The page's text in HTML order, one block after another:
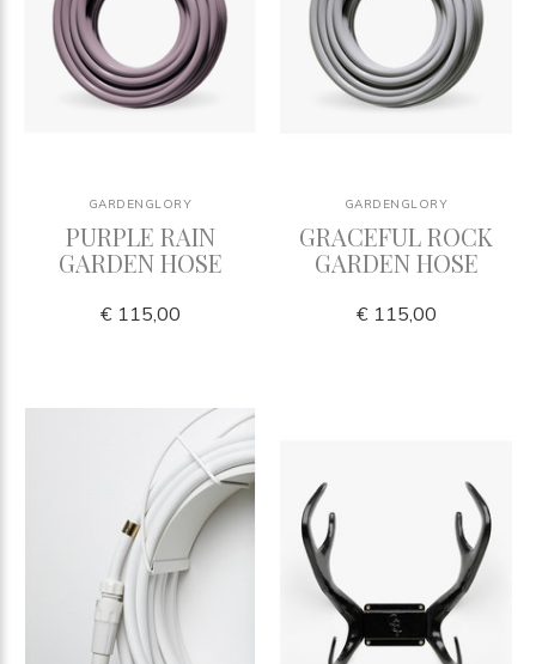
GARDENGLORY
PURPLE RAIN
GARDEN HOSE
€ 115,00
GARDENGLORY
GRACEFUL ROCK
GARDEN HOSE
€ 115,00